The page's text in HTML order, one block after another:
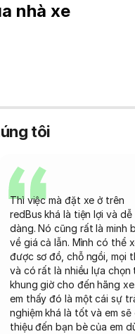
nhà xe
tôi
Thì việc mà đặt xe ở trên
redBus khá là tiện lợi và dễ
dàng. Nó cũng rất là minh
về giá cả lẫn. Mình có thể
được sơ đồ, chỗ ngồi, mọi
và có rất là nhiều lựa chọn
khung giờ cho đến hãng
em thấy đó là một cái sự
nghiệm khá là tốt và em sẽ
thiệu đến bạn bè của em